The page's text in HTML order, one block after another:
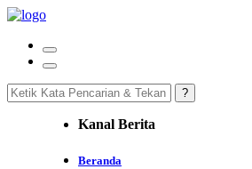
Kanal Berita
Beranda